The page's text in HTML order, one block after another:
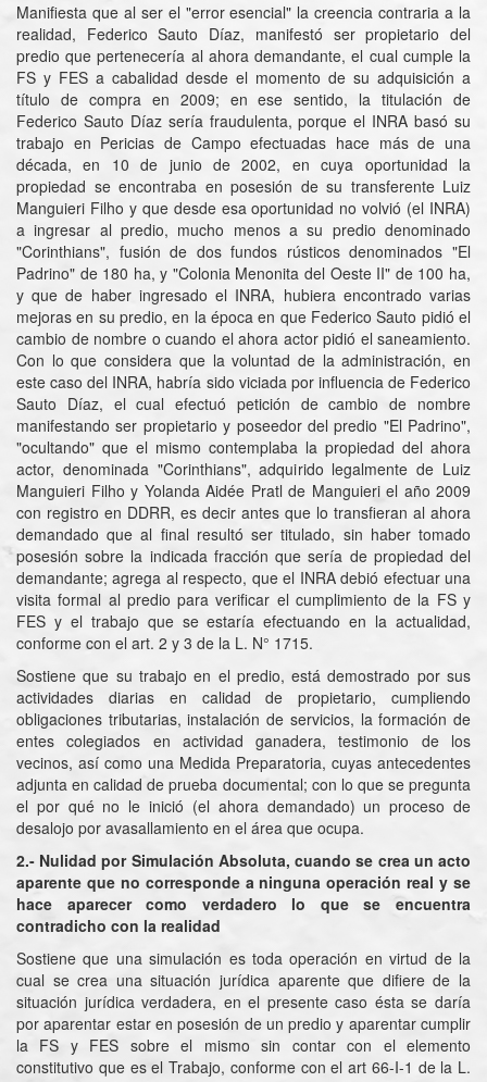
Manifiesta que al ser el "error esencial" la creencia contraria a la
realidad, Federico Sauto Díaz, manifestó ser propietario del
predio que pertenecería al ahora demandante, el cual cumple la
FS y FES a cabalidad desde el momento de su adquisición a
título de compra en 2009; en ese sentido, la titulación de
Federico Sauto Díaz sería fraudulenta, porque el INRA basó su
trabajo en Pericias de Campo efectuadas hace más de una
década, en 10 de junio de 2002, en cuya oportunidad la
propiedad se encontraba en posesión de su transferente Luiz
Manguieri Filho y que desde esa oportunidad no volvió (el INRA)
a ingresar al predio, mucho menos a su predio denominado
"Corinthians", fusión de dos fundos rústicos denominados "El
Padrino" de 180 ha, y "Colonia Menonita del Oeste II" de 100 ha,
y que de haber ingresado el INRA, hubiera encontrado varias
mejoras en su predio, en la época en que Federico Sauto pidió el
cambio de nombre o cuando el ahora actor pidió el saneamiento.
Con lo que considera que la voluntad de la administración, en
este caso del INRA, habría sido viciada por influencia de Federico
Sauto Díaz, el cual efectuó petición de cambio de nombre
manifestando ser propietario y poseedor del predio "El Padrino",
"ocultando" que el mismo contemplaba la propiedad del ahora
actor, denominada "Corinthians", adquirido legalmente de Luiz
Manguieri Filho y Yolanda Aidée Pratl de Manguieri el año 2009
con registro en DDRR, es decir antes que lo transfieran al ahora
demandado que al final resultó ser titulado, sin haber tomado
posesión sobre la indicada fracción que sería de propiedad del
demandante; agrega al respecto, que el INRA debió efectuar una
visita formal al predio para verificar el cumplimiento de la FS y
FES y el trabajo que se estaría efectuando en la actualidad,
conforme con el art. 2 y 3 de la L. N° 1715.
Sostiene que su trabajo en el predio, está demostrado por sus
actividades diarias en calidad de propietario, cumpliendo
obligaciones tributarias, instalación de servicios, la formación de
entes colegiados en actividad ganadera, testimonio de los
vecinos, así como una Medida Preparatoria, cuyas antecedentes
adjunta en calidad de prueba documental; con lo que se pregunta
el por qué no le inició (el ahora demandado) un proceso de
desalojo por avasallamiento en el área que ocupa.
2.- Nulidad por Simulación Absoluta, cuando se crea un acto
aparente que no corresponde a ninguna operación real y se
hace aparecer como verdadero lo que se encuentra
contradicho con la realidad
Sostiene que una simulación es toda operación en virtud de la
cual se crea una situación jurídica aparente que difiere de la
situación jurídica verdadera, en el presente caso ésta se daría
por aparentar estar en posesión de un predio y aparentar cumplir
la FS y FES sobre el mismo sin contar con el elemento
constitutivo que es el Trabajo, conforme con el art 66-I-1 de la L.